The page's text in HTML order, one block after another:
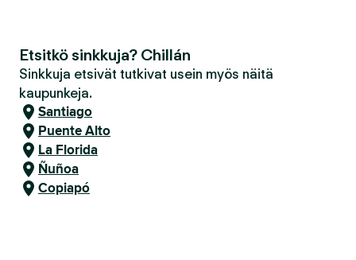
Etsitkö sinkkuja? Chillán
Sinkkuja etsivät tutkivat usein myös näitä
kaupunkeja.
Santiago
Puente Alto
La Florida
Ñuñoa
Copiapó